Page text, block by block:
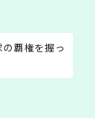
覇権を握っ